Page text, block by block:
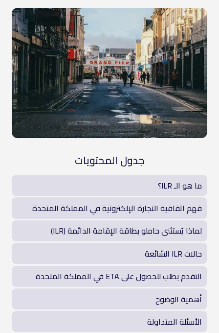
جدول المحتويات
ما هو الـ ILR؟
فهم اتفاقية التجارة الإلكترونية في المملكة المتحدة
لماذا يُستثنى حاملو بطاقة الإقامة الدائمة (ILR)
حالات ILR الشائعة
التقدم بطلب للحصول على ETA في المملكة المتحدة
أهمية الوضوح
الأسئلة المتداولة